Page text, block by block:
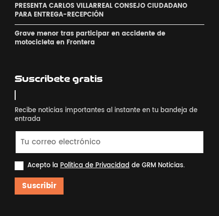
PRESENTA CARLOS VILLARREAL CONSEJO CIUDADANO
PARA ENTREGA-RECEPCIÓN
Grave menor tras participar en accidente de
motocicleta en Frontera
Suscribete gratis
Recibe noticias importantes al instante en tu bandeja de
entrada
Acepto la Política de Privacidadde GRM Noticias.
Suscribir